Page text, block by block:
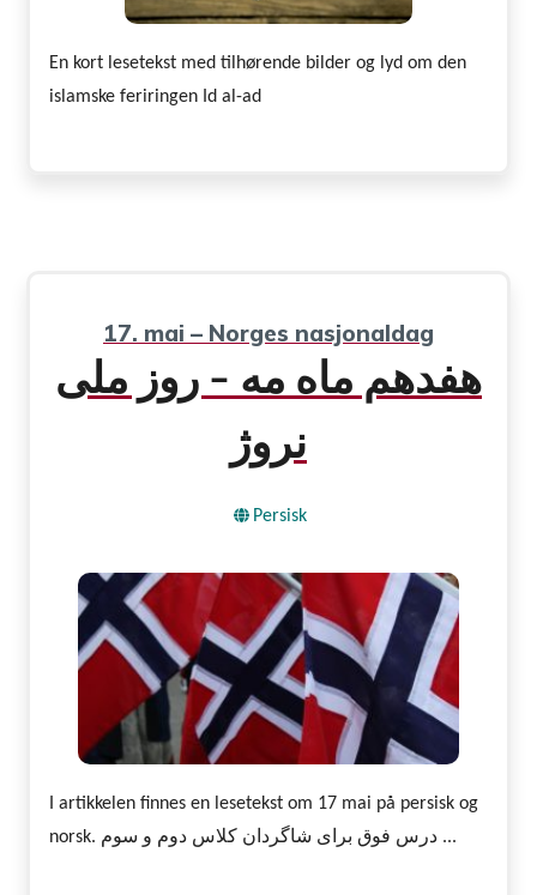
En kort lesetekst med tilhørende bilder og lyd om den
islamske feriringen Id al-ad
17. mai – Norges nasjonaldag
هفدهم ماه مه – روز ملی
نروژ
Persisk
I artikkelen finnes en lesetekst om 17 mai på persisk og
norsk. درس فوق برای شاگردان کلاس دوم و سوم ...